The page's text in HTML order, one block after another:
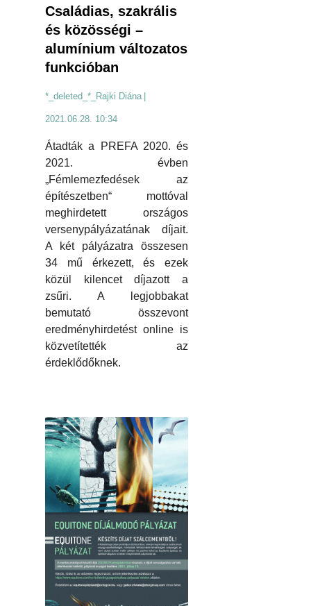
Családias, szakrális
és közösségi –
alumínium változatos
funkcióban
*_deleted_*_Rajki Diána
2021.06.28. 10:34
Átadták a PREFA 2020. és
2021. évben
„Fémlemezfedések az
építészetben“ mottóval
meghirdetett országos
versenypályázatának díjait.
A két pályázatra összesen
34 mű érkezett, és ezek
közül kilencet díjazott a
zsűri. A legjobbakat
bemutató összevont
eredményhirdetést online is
közvetítették az
érdeklődőknek.